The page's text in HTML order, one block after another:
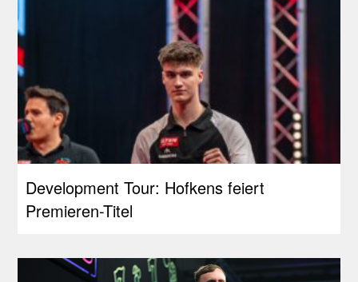
Development Tour: Hofkens feiert
Premieren-Titel